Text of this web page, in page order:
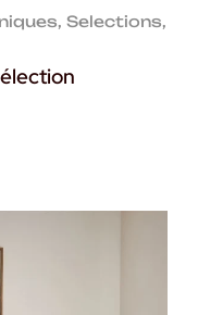
, Selections,